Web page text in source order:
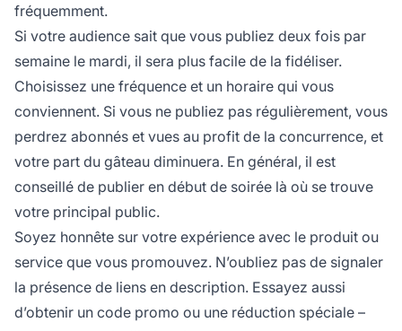
fréquemment.
Si votre audience sait que vous publiez deux fois par
semaine le mardi, il sera plus facile de la fidéliser.
Choisissez une fréquence et un horaire qui vous
conviennent. Si vous ne publiez pas régulièrement, vous
perdrez abonnés et vues au profit de la concurrence, et
votre part du gâteau diminuera. En général, il est
conseillé de publier en début de soirée là où se trouve
votre principal public.
Soyez honnête sur votre expérience avec le produit ou
service que vous promouvez. N’oubliez pas de signaler
la présence de liens en description. Essayez aussi
d’obtenir un code promo ou une réduction spéciale –